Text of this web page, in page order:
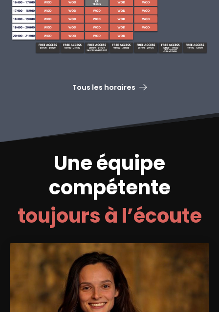
Tous les horaires
Une équipe
compétente
toujours à l’écoute